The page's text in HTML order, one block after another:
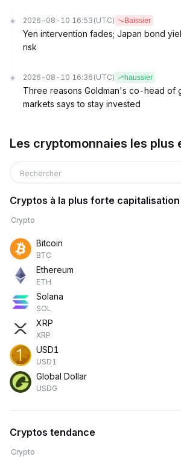
2026-08-10 16:53 (UTC) Baissier
Yen intervention fades; Japan bond
risk
2026-08-10 16:36 (UTC) haussier
Three reasons Goldman's co-head of
markets says to stay invested
Les cryptomonnaies les plus
Rechercher
Cryptos à la plus forte
Crypto
Bitcoin
BTC
Ethereum
ETH
Solana
SOL
XRP
XRP
USD1
USD1
Global Dollar
USDG
Cryptos tendance
Crypto